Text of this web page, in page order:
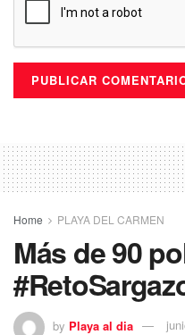
Home PLAYA DEL CARMEN
Más de 90
by Playa al dia